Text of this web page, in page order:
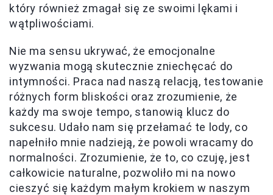
który również zmagał się ze swoimi lękami i
wątpliwościami.
Nie ma sensu ukrywać, że emocjonalne
wyzwania mogą skutecznie zniechęcać do
intymności. Praca nad naszą relacją, testowanie
różnych form bliskości oraz zrozumienie, że
każdy ma swoje tempo, stanowią klucz do
sukcesu. Udało nam się przełamać te lody, co
napełniło mnie nadzieją, że powoli wracamy do
normalności. Zrozumienie, że to, co czuję, jest
całkowicie naturalne, pozwoliło mi na nowo
cieszyć się każdym małym krokiem w naszym